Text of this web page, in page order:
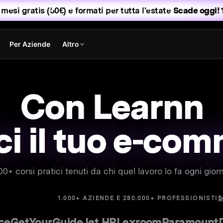
gratis (50€) e formati per tutta l'estate Scade oggi!
Per Aziende Altro
Con Learnn
fai c
corsi pratici tenuti da chi quel lavoro lo fa ogni
1.000+ AZIENDE E 280.000+ PROFESSIONISTI